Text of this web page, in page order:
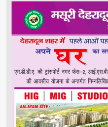
मनोज
कुमार
पंत
से
छात्र
प्रतिनिधिमंडल
उच्च
स्तरीय
नीति
संवाद।
Uttarakhand
24×7
अभियान
के
अन्तर्गत
अपनी
माता
साथ
किया
पौधारोपण
सीएम
धामी।
Uttarakhand